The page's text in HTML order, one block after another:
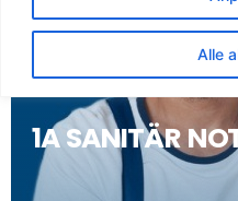
Alle
1A SANITÄR